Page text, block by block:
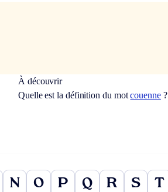
À découvrir
Quelle est la définition du motcouenne?
N O P Q R S T